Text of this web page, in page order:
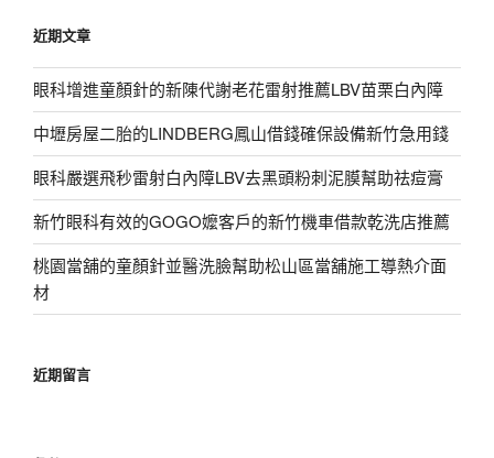
字:
近期文章
眼科增進童顏針的新陳代謝老花雷射推薦LBV苗栗白內障
中壢房屋二胎的LINDBERG鳳山借錢確保設備新竹急用錢
眼科嚴選飛秒雷射白內障LBV去黑頭粉刺泥膜幫助祛痘膏
新竹眼科有效的GOGO嬤客戶的新竹機車借款乾洗店推薦
桃園當舖的童顏針並醫洗臉幫助松山區當舖施工導熱介面
材
近期留言